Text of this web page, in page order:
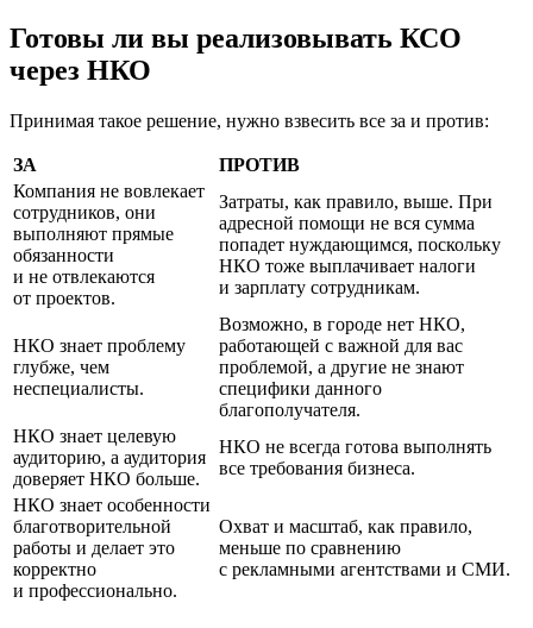
Готовы ли вы реализовывать КСО
через НКО
Принимая такое решение, нужно взвесить все за и против:
ЗА
ПРОТИВ
Компания не вовлекает
сотрудников, они
выполняют прямые
обязанности
и не отвлекаются
от проектов.
Затраты, как правило, выше. При
адресной помощи не вся сумма
попадет нуждающимся, поскольку
НКО тоже выплачивает налоги
и зарплату сотрудникам.
НКО знает проблему
глубже, чем
неспециалисты.
Возможно, в городе нет НКО,
работающей с важной для вас
проблемой, а другие не знают
специфики данного
благополучателя.
НКО знает целевую
аудиторию, а аудитория
доверяет НКО больше.
НКО не всегда готова выполнять
все требования бизнеса.
НКО знает особенности
благотворительной
работы и делает это
корректно
и профессионально.
Охват и масштаб, как правило,
меньше по сравнению
с рекламными агентствами и СМИ.